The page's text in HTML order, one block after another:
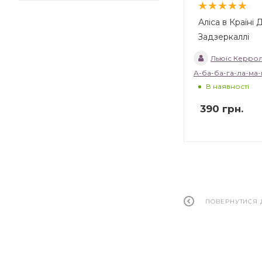
Аліса в Країні
Задзеркаллі
Льюїс
А-ба-ба-га-ла-ма-
В наявності
390 грн.
ПОВЕРНУТИСЯ